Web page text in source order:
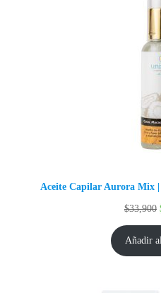
Aceite Capilar Aurora Mix
$33,900
Añadir